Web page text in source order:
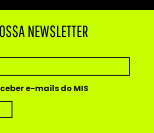
NEWSLETTER
e-mails do MIS